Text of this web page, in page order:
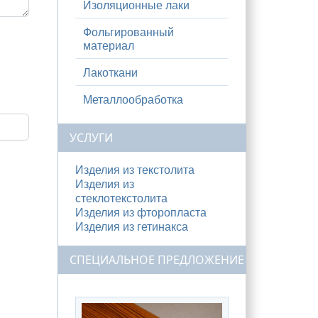
Изоляционные лаки
Фольгированный
материал
Лакоткани
Металлообработка
УСЛУГИ
Изделия из текстолита
Изделия из
стеклотекстолита
Изделия из фторопласта
Изделия из гетинакса
СПЕЦИАЛЬНОЕ ПРЕДЛОЖЕНИЕ